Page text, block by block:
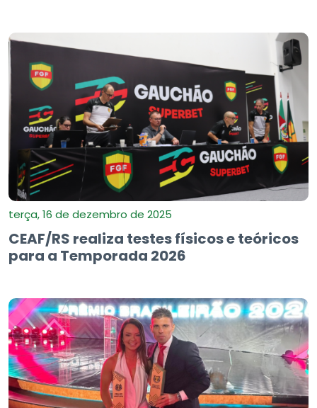
terça, 16 de dezembro de 2025
CEAF/RS realiza testes físicos e teóricos
para a Temporada 2026